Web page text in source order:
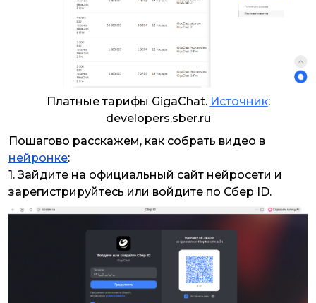
Платные тарифы GigaChat. Источник:
developers.sber.ru
Пошагово расскажем, как собрать видео в
нейронке:
1. Зайдите на официальный сайт нейросети и
зарегистрируйтесь или войдите по Сбер ID.